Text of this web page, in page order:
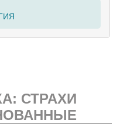
СТРАХИ